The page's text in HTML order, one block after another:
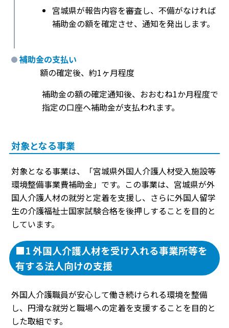
宮城県が報告内容を審査し、不備がなければ
補助金の額を確定させ、通知を発出します。
補助金の支払い
額の確定後、約1ヶ月程度
補助金の額の確定通知後、おおむね1か月程度で
指定の口座へ補助金が支払われます。
対象となる事業
対象となる事業は、「宮城県外国人介護人材受入施設等
環境整備事業費補助金」です。この事業は、宮城県が外
国人介護人材の就労と定着を支援し、さらに外国人留学
生の介護福祉士国家試験合格を後押しすることを目的と
しています。
■1 外国人介護人材を受け入れる事業所等を
有する法人向けの支援
外国人介護職員が安心して働き続けられる環境を整備
し、円滑な就労と職場への定着を支援することを目的と
した取組です。